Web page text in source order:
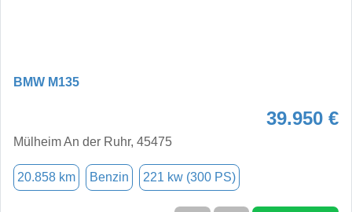
BMW M135
39.950 €
Mülheim An der Ruhr, 45475
20.858 km Benzin 221 kw (300 PS)